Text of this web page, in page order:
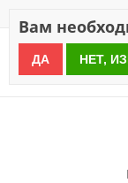
Вам
ДА НЕТ,